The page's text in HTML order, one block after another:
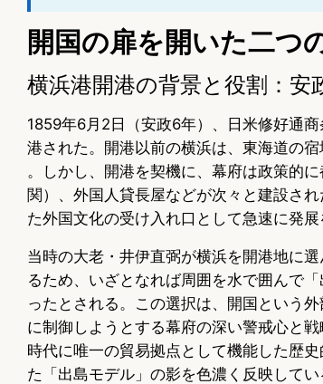
開国の扉を開いた二つ
横浜港開港の背景と役割：安
1859年6月2日（安政6年）、日米修好通
港された。開港以前の横浜は、東海道の
。しかし、開港を契機に、幕府は政策的
関）、外国人貸長屋などが次々と建設さ
た外国文化の受け入れ口として急速に発展
当時の大老・井伊直弼が横浜を開港地に
るため、いざとなれば周囲を水で囲んで
ったとされる。この選択は、開国という
に制御しようとする幕府の深い警戒心と
時代に唯一の貿易拠点として機能した歴
た「出島モデル」の影を色濃く反映して